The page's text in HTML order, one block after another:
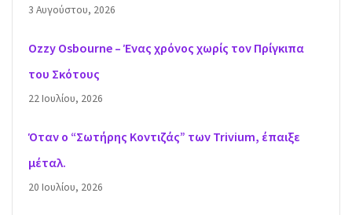
3 Αυγούστου, 2026
Ozzy Osbourne – Ένας χρόνος χωρίς τον Πρίγκιπα
του Σκότους
22 Ιουλίου, 2026
Όταν ο “Σωτήρης Κοντιζάς” των Trivium, έπαιξε
μέταλ.
20 Ιουλίου, 2026